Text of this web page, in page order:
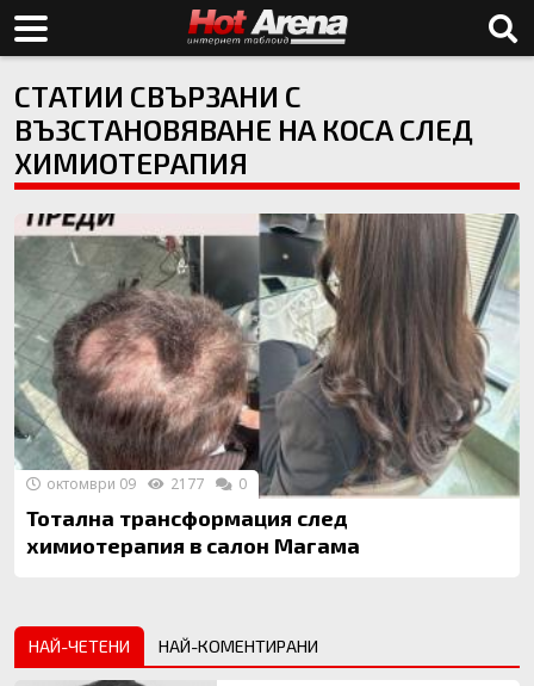
СТАТИИ СВЪРЗАНИ С
ВЪЗСТАНОВЯВАНЕ НА КОСА СЛЕД
ХИМИОТЕРАПИЯ
Тотална трансформация след
химиотерапия в салон Магама
октомври 09 2177 0
НАЙ-ЧЕТЕНИ НАЙ-КОМЕНТИРАНИ